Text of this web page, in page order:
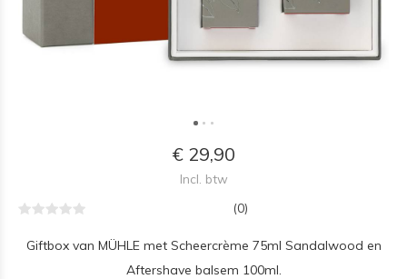
€ 29,90
Incl. btw
(0)
Giftbox van MÜHLE met Scheercrème 75ml Sandalwood en
Aftershave balsem 100ml.